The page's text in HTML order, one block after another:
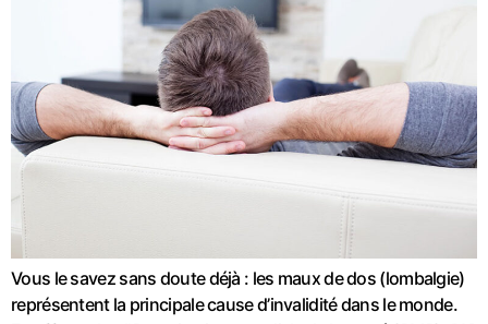
Vous le savez sans doute déjà : les maux de dos (lombalgie)
représentent la principale cause d’invalidité dans le monde.